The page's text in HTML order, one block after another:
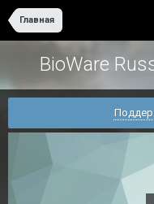
Главная
BioWare